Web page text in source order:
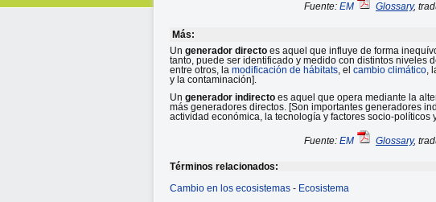
Fuente: EM Glossary,
Más:
Un generador directo es aquel que influye de forma
tanto, puede ser identificado y medido con distintos niveles
entre otros, la modificación de hábitats, el cambio climático,
y la contaminación].
Un generador indirecto es aquel que opera mediante la
más generadores directos. [Son importantes generadores
actividad económica, la tecnología y factores socio-políticos
Fuente: EM Glossary,
Términos relacionados:
Cambio en los ecosistemas - Ecosistema